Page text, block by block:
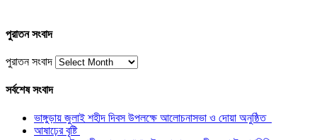
পুরাতন সংবাদ
পুরাতন সংবাদ
সর্বশেষ সংবাদ
ভাঙ্গুড়ায় জুলাই শহীদ দিবস উপলক্ষে আলোচনাসভা ও দোয়া অনুষ্ঠিত
আষাঢ়ের বৃষ্টি